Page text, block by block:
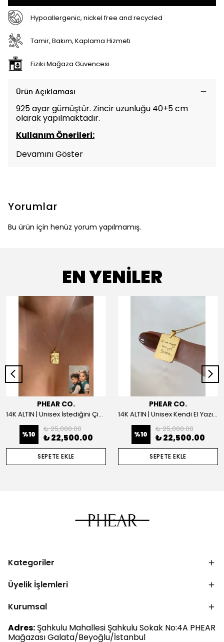
Hypoallergenic, nickel free and recycled
Tamir, Bakım, Kaplama Hizmeti
Fiziki Mağaza Güvencesi
Ürün Açıklaması
925 ayar gümüştür. Zincir uzunluğu 40+5 cm
olarak yapılmaktadır.
Kullanım Önerileri:
Devamını Göster
Yorumlar
Bu ürün için henüz yorum yapılmamış.
EN YENİLER
PHEAR CO.
14K ALTIN | Unisex İstediğini Çizdir Kolye
%10
₺ 25,000.00
₺ 22,500.00
SEPETE EKLE
PHEAR CO.
14K ALTIN | Unisex Kendi El Yazın ile İstediğini Yazdır Plaka Kolye
%10
₺ 25,000.00
₺ 22,500.00
SEPETE EKLE
Kategoriler
Üyelik İşlemleri
Kurumsal
Adres: Şahkulu Mahallesi Şahkulu Sokak No:4A PHEAR
Mağazası Galata/Beyoğlu/İstanbul